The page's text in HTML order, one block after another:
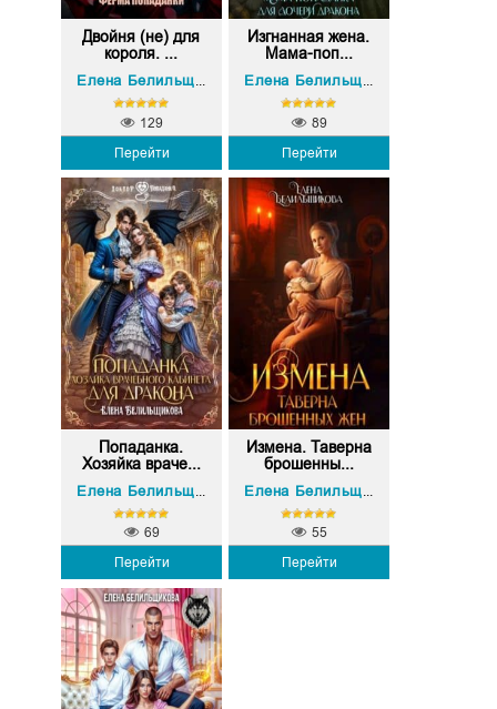
Двойня (не) для
короля. ...
Елена Белильщикова
Перейти
129
Изгнанная жена.
Мама-поп...
Елена Белильщикова
Перейти
89
Попаданка.
Хозяйка враче...
Елена Белильщикова
Перейти
69
Измена. Таверна
брошенны...
Елена Белильщикова
Перейти
55